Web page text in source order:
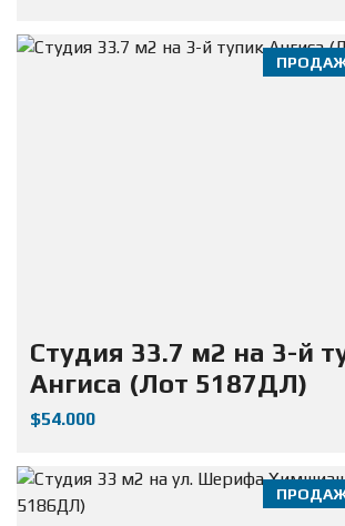
Студия 33.7 м2 на 3-й
Ангиса (Лот 5187ДЛ)
$54.000